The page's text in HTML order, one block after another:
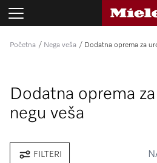
Početna Nega veša Dodatna oprema za
Dodatna oprema
negu veša
FILTERI